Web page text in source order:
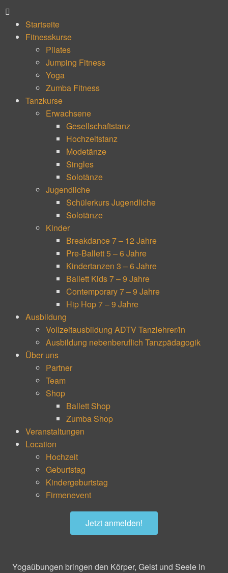
Startseite
Fitnesskurse
Pilates
Jumping Fitness
Yoga
Zumba Fitness
Tanzkurse
Erwachsene
Gesellschaftstanz
Hochzeitstanz
Modetänze
Singles
Solotänze
Jugendliche
Schülerkurs Jugendliche
Solotänze
Kinder
Breakdance 7 – 12 Jahre
Pre-Ballett 5 – 6 Jahre
Kindertanzen 3 – 6 Jahre
Ballett Kids 7 – 9 Jahre
Contemporary 7 – 9 Jahre
Hip Hop 7 – 9 Jahre
Ausbildung
Vollzeitausbildung ADTV Tanzlehrer/in
Ausbildung nebenberuflich Tanzpädagogik
Über uns
Partner
Team
Shop
Ballett Shop
Zumba Shop
Veranstaltungen
Location
Hochzeit
Geburtstag
Kindergeburtstag
Firmenevent
Jetzt anmelden!
Yogaübungen bringen den Körper, Geist und Seele in